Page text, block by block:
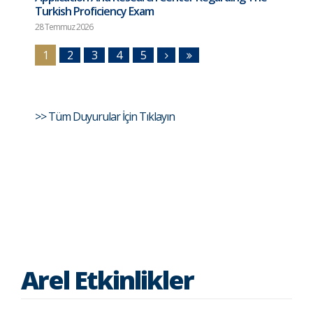
Turkish Proficiency Exam
28 Temmuz 2026
1 2 3 4 5
>> Tüm Duyurular İçin Tıklayın
Arel Etkinlikler